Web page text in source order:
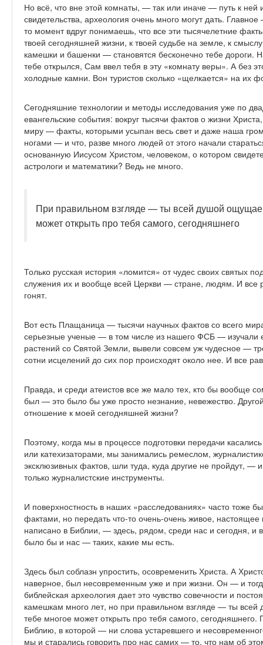
Но всё, что вне этой комнаты, — так или иначе — путь к ней
свидетельства, археология очень много могут дать.
то момент вдруг понимаешь, что все эти тысячелетние
твоей сегодняшней жизни, к твоей судьбе на земле, к
камешки и башенки — становятся бесконечно тебе дороги.
тебе открылся, Сам ввел тебя в эту «комнату веры». А без
холодные камни. Вон туристов сколько «щелкается» на их
Сегодняшние технологии и методы исследования уже по
евангельские события: вокруг тысячи фактов о жизни
миру — факты, которыми усыпан весь свет и даже наша
ногами — и что, разве много людей от этого начали
основанную Иисусом Христом, человеком, о котором
астрологи и математики? Ведь не много.
При правильном взгляде — ты всей душой
может открыть про тебя самого, сегодняшнего
Только русская история «ломится» от чудес своих святых
служения их и вообще всей Церкви — стране, людям. И все
гонят.
Вот есть Плащаница — тысячи научных фактов со всего
серьезные ученые — в том числе из нашего ФСБ — изучали
растений со Святой Земли, вывели совсем уж чудесное —
сотни исцелений до сих пор происходят около нее. И все
Правда, и среди атеистов все же мало тех, кто бы вообще
был — это было бы уже просто незнание, невежество.
отношение к моей сегодняшней жизни?
Поэтому, когда мы в процессе подготовки передачи
или катехизаторами, мы занимались ремеслом,
эксклюзивных фактов, шли туда, куда другие не пройдут,
только журналистские инструменты.
И поверхностность в наших «расследованиях» часто тоже
фактами, но передать что-то очень-очень живое, настоящее
написано в Библии, — здесь, рядом, среди нас и сегодня, и
было бы и нас — таких, какие мы есть.
Здесь был соблазн упростить, осовременить Христа. А
наверное, был несовременным уже и при жизни. Он — и
библейская археология дает это чувство совечности и
камешкам много лет, но при правильном взгляде — ты
тебе многое может открыть про тебя самого,
Библию, в которой — ни слова устаревшего и
мы и старались говорить про нас самих — то, что нам об